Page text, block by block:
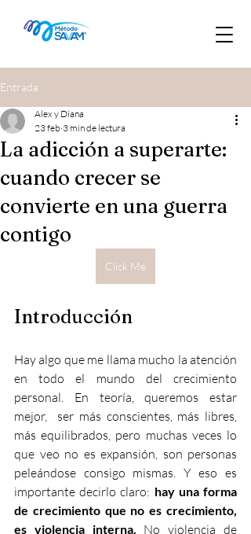
Entrada
La adicción a superarte:
cuando crecer se
convierte en una guerra
contigo
Alex y Diana
23 feb 3 min de lectura
Click Me
Introducción
Hay algo que me llama mucho la atención
en todo el mundo del crecimiento
personal. En teoría, queremos estar
mejor,  ser más conscientes, más libres,
más equilibrados, pero muchas veces lo
que veo no es expansión, son personas
peleándose consigo mismas. Y eso es
importante decirlo claro: hay una forma
de crecimiento que no es crecimiento,
es violencia interna. No violencia de